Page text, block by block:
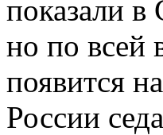
показали
но по всей
появится
России